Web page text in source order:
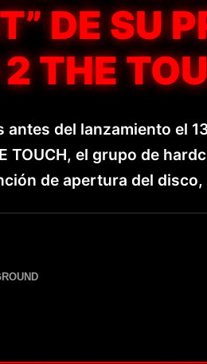
DE SU
THE
antes del lanzamiento el
TOUCH, el grupo de
de apertura del disco,